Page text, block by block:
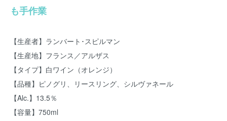
も手作業
【生産者】ランバート･スピルマン
【生産地】フランス／アルザス
【タイプ】白ワイン（オレンジ）
【品種】ピノグリ、リースリング、シルヴァネール
【Alc.】13.5％
【容量】750ml